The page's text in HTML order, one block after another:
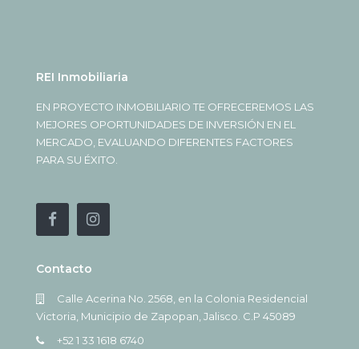
REI Inmobiliaria
EN PROYECTO INMOBILIARIO TE OFRECEREMOS LAS
MEJORES OPORTUNIDADES DE INVERSIÓN EN EL
MERCADO, EVALUANDO DIFERENTES FACTORES
PARA SU ÉXITO.
Contacto
Calle Acerina No. 2568, en la Colonia Residencial
Victoria, Municipio de Zapopan, Jalisco. C.P 45089
+52 1 33 1618 6740